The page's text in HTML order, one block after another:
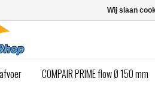
COMPAIR PRIME flow Ø 150 mm
tips over spoelbakken,
Wij slaan